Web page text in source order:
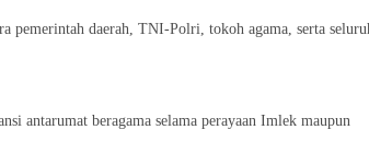
pemerintah daerah, TNI-Polri, tokoh agama, serta
antarumat beragama selama perayaan Imlek maupun